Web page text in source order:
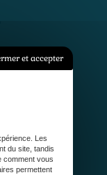
et accepter
Les
du site, tandis
comment vous
permettent